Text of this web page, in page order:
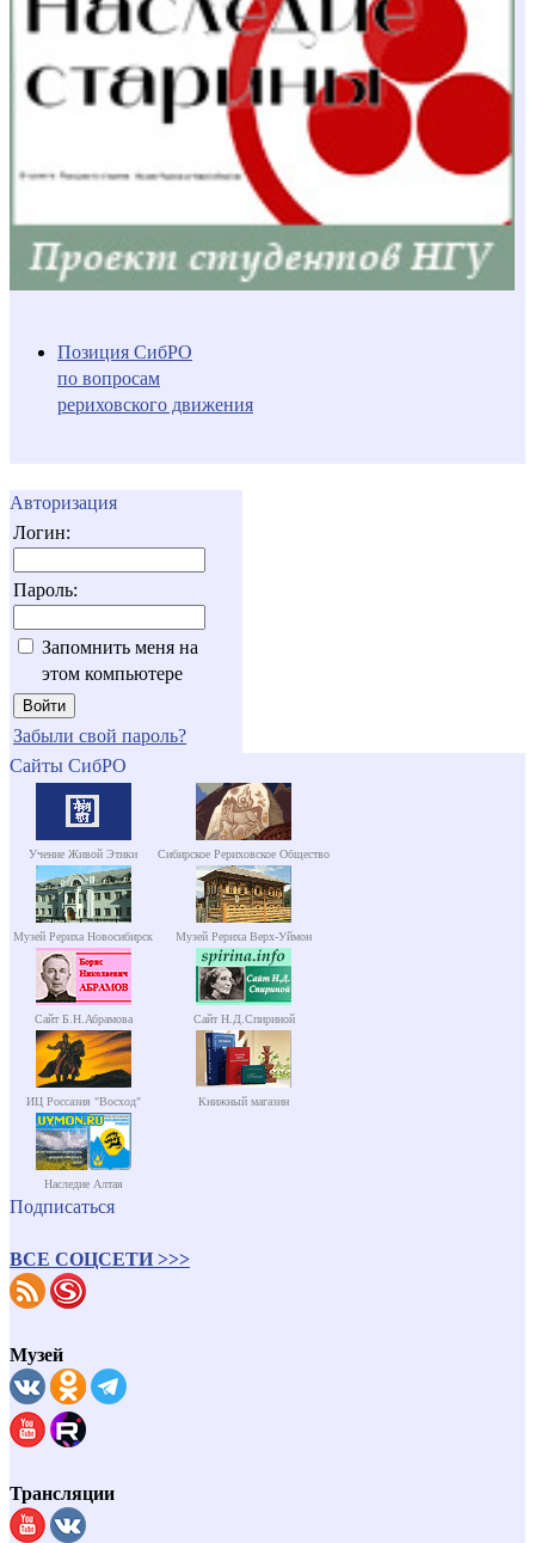
Позиция СибРО
по вопросам
рериховского движения
Авторизация
Логин:
Пароль:
Запомнить меня на
этом компьютере
Забыли свой пароль?
Сайты СибРО
Учение Живой Этики Сибирское Рериховское Общество
Музей Рериха Новосибирск Музей Рериха Верх-Уймон
Сайт Б.Н.Абрамова Сайт Н.Д.Спириной
ИЦ Россазия "Восход" Книжный магазин
Наследие Алтая
Подписаться
ВСЕ СОЦСЕТИ >>>
Музей
Трансляции